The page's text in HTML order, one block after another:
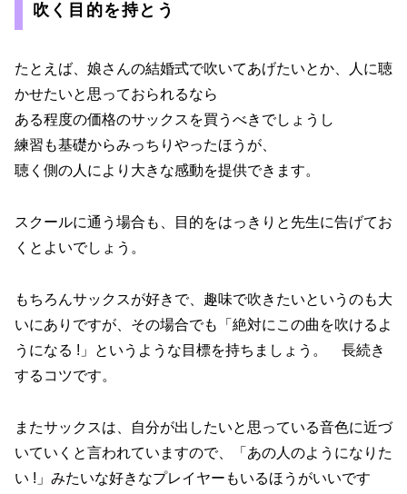
吹く目的を持とう
たとえば、娘さんの結婚式で吹いてあげたいとか、人に聴
かせたいと思っておられるなら
ある程度の価格のサックスを買うべきでしょうし
練習も基礎からみっちりやったほうが、
聴く側の人により大きな感動を提供できます。
スクールに通う場合も、目的をはっきりと先生に告げてお
くとよいでしょう。
もちろんサックスが好きで、趣味で吹きたいというのも大
いにありですが、その場合でも「絶対にこの曲を吹けるよ
うになる !」というような目標を持ちましょう。 長続き
するコツです。
またサックスは、自分が出したいと思っている音色に近づ
いていくと言われていますので、「あの人のようになりた
い !」みたいな好きなプレイヤーもいるほうがいいです